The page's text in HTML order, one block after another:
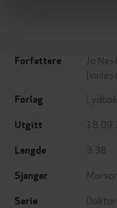
Forfattere Jo
Forlag
Utgitt
Lengde 3:38
Sjanger
Serie